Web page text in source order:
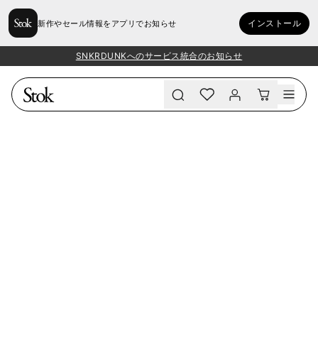
新作やセール情報をアプリでお知らせ インストール
SNKRDUNKへのサービス統合のお知らせ